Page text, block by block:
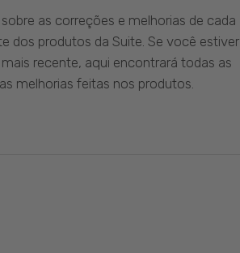
as correções e melhorias de cada
dos produtos da Suite. Se você estiver
recente, aqui encontrará todas as
melhorias feitas nos produtos.